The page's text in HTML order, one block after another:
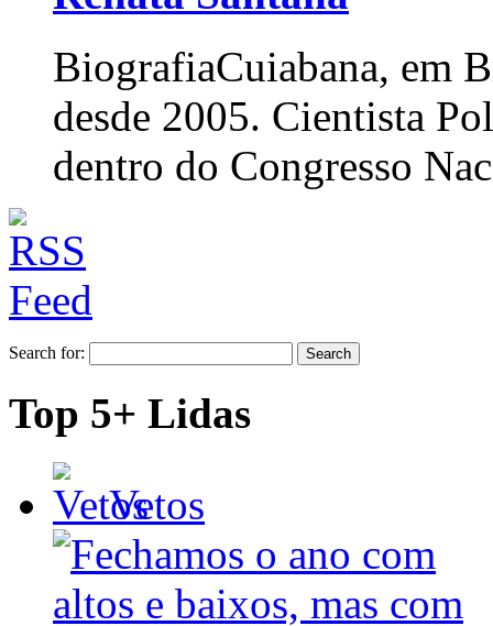
BiografiaCuiabana, em
desde 2005. Cientista
dentro do Congresso
Search for:
Top 5+ Lidas
Vetos